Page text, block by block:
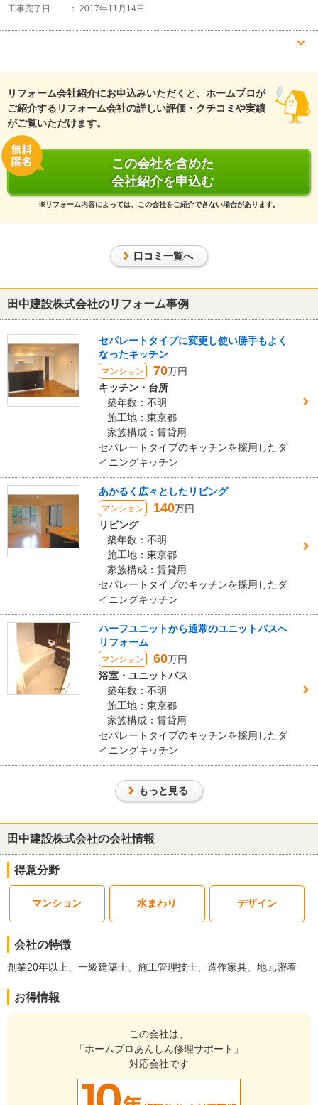
工事完了日
： 2017年11月14日
5
解体してみてわかったことに対する小さい変更、懸念もその都度親
身に対案を提示してくれたのでスムーズでした。
この会社に決めた理由
素早い返答と納得の価格です。
大変良い評価を頂き有難う御座います
今後共、宜しくお願い致します
建物のタイプ
： マンション
リフォーム箇所：キッチン・台所、 浴室・ユニットバス
施工地
： 東京都 世田谷区
築年数
： 30年以上
工事完了日
： 2015年10月29日
『丁寧な対応』が良かった（40代/男性）
5
迅速、丁寧にご対応いただきました。ありがとうございました。返
信も早く、作業時間も予定通りに終わりました。価格もリーズナブ
ルと思います。
この会社に決めた理由
こちらでの評価が良かったことと、返信等が早いこと、具体的な施
工例、価格例を挙げていただいたので、工事のイメージがしやすか
リフォーム会社からの返答
この度、高い総合満足度評価を戴き、心より感謝しております。
子供部屋に間仕切りを設置する工事をさせて頂きました
後日、自分たちのスペースができたと喜んでるとメールを頂き、当
社も嬉しく思います
また、何か御座いましたら宜しくお願い致します
： マンション
： 89,640円
施工地
：東京都 世田谷区
： 2015年10月16日
『素早い返信・連絡』が良かった
く、満足のいくものでした。またその他のことでお願いすることが
ありましたら宜しくお願い致します。
この会社に決めた理由
こちらの質問に対してすぐ明確な回答が戴けました。集合ポストの
設置費用もとても満足のいくものでした。
この度は弊社に施工のご依頼を頂きまして、有難う御座いました。
その上、高い総合満足度評価まで戴き、心より感謝しております。
ご満足して頂けたようで、私共もとても嬉しく思います
当社からも近い為、また何か御座いましたら、お声を掛けて下さい
リフォーム会社紹介にお申込みいただくと、ホームプロが
ご紹介するリフォーム会社の詳しい評価・クチコミや実績
がご覧いただけます。
この会社を含めた
会社紹介を申込む
※リフォーム内容によっては、この会社をご紹介できない場合があります。
口コミ一覧へ
田中建設株式会社のリフォーム事例
セパレートタイプに変更し使い勝手もよく
なったキッチン
マンション 70万円
キッチン・台所
築年数：不明
施工地：東京都
家族構成：賃貸用
セパレートタイプのキッチンを採用したダ
イニングキッチン
あかるく広々としたリビング
マンション 140万円
リビング
築年数：不明
施工地：東京都
家族構成：賃貸用
セパレートタイプのキッチンを採用したダ
イニングキッチン
ハーフユニットから通常のユニットバスへ
リフォーム
マンション 60万円
浴室・ユニットバス
築年数：不明
施工地：東京都
家族構成：賃貸用
セパレートタイプのキッチンを採用したダ
イニングキッチン
もっと見る
田中建設株式会社の会社情報
得意分野
マンション 水まわり デザイン
会社の特徴
創業20年以上、一級建築士、施工管理技士、造作家具、地元密着
お得情報
この会社は、
「ホームプロあんしん修理サポート」
対応会社です